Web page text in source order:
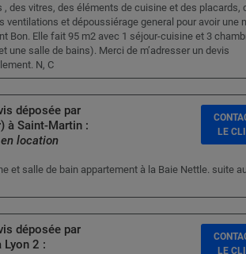
, des vitres, des éléments de cuisine et des placards,
ventilations et dépoussiérage general pour avoir une
Bon. Elle fait 95 m2 avec 1 séjour-cuisine et 3
une salle de bains). Merci de m’adresser un devis
N, C
déposée par
à Saint-Martin :
location
et salle de bain appartement à la Baie Nettle. suite
LE
déposée par
Lyon 2 :
LE